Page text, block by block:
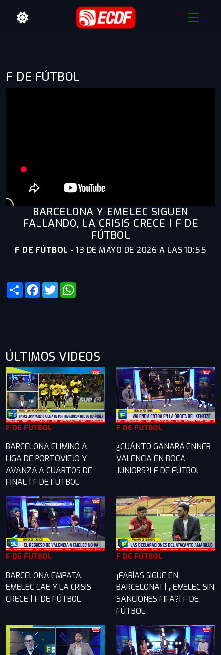
F DE FÚTBOL
BARCELONA Y EMELEC SIGUEN
FALLANDO, LA CRISIS CRECE | F DE
FÚTBOL
F DE FÚTBOL - 13 DE MAYO DE 2026 A LAS 10:55
ShareFacebook
Twitter
ÚLTIMOS VIDEOS
F DE FÚTBOL
BARCELONA ELIMINÓ A
LIGA DE PORTOVIEJO Y
AVANZA A CUARTOS DE
FINAL | F DE FÚTBOL
F DE FÚTBOL
¿CUÁNTO GANARÁ ENNER
VALENCIA EN BOCA
JUNIORS?| F DE FÚTBOL
F DE FÚTBOL
BARCELONA EMPATA,
EMELEC CAE Y LA CRISIS
CRECE | F DE FÚTBOL
F DE FÚTBOL
¡FARÍAS SIGUE EN
BARCELONA! | ¿EMELEC SIN
SANCIONES FIFA?| F DE
FÚTBOL